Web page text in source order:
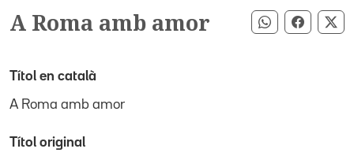
A Roma amb amor Compartir
Títol en català
A Roma amb amor
Títol original